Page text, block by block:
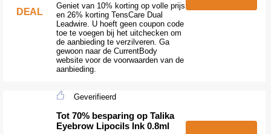
DEAL
Geniet van 10% korting op volle prijs
en 26% korting TensCare Dual
Leadwire. U hoeft geen coupon code
toe te voegen bij het uitchecken om
de aanbieding te verzilveren. Ga
gewoon naar de CurrentBody
website voor de voorwaarden van de
aanbieding.
Geverifieerd
Tot 70% besparing op Talika
Eyebrow Lipocils Ink 0.8ml